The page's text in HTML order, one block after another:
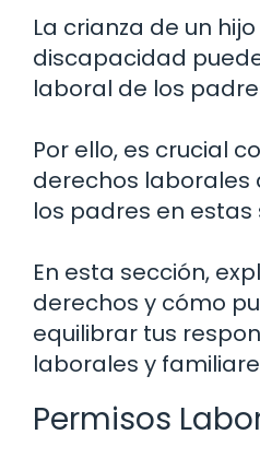
La crianza de un
discapacidad
laboral de los
Por ello, es crucial
derechos laborales
los padres en estas
En esta sección,
derechos y cómo
equilibrar tus
laborales y
Permisos